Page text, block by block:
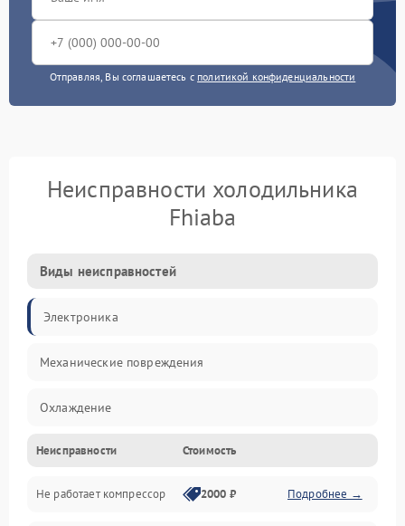
Отправляя, Вы соглашаетесь с политикой конфиденциальности
Неисправности холодильника
Fhiaba
Виды неисправностей
Электроника
Механические повреждения
Охлаждение
Механика
Электропитание
Неисправности Стоимость
Не работает компрессор 2000 ₽ Подробнее →